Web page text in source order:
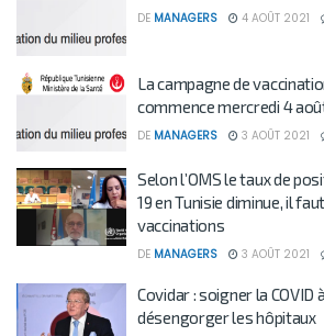
DE MANAGERS 4 AOÛT 2021
La campagne de
commence mercredi 4
DE MANAGERS 3 AOÛT 2021
Selon l’OMS le taux de
19 en Tunisie diminue, il
vaccinations
DE MANAGERS 3 AOÛT 2021
Covidar : soigner la COVID
désengorger les hôpitaux